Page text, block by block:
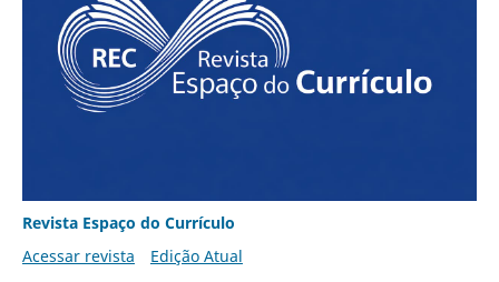
Revista Espaço do Currículo
Acessar revista
Edição Atual